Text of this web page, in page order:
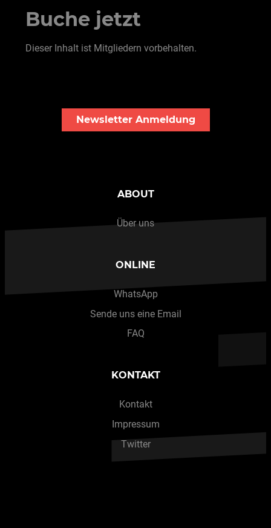
Buche jetzt
Dieser Inhalt ist Mitgliedern vorbehalten.
Newsletter Anmeldung
ABOUT
Über uns
ONLINE
WhatsApp
Sende uns eine Email
FAQ
KONTAKT
Kontakt
Impressum
Twitter